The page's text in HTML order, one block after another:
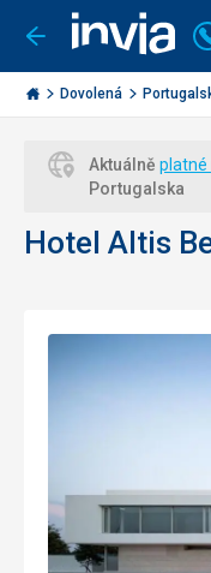
Jít
zpět
Invia.cz
Dovolená
Aktuálně platné
Portugalska
Hotel Altis